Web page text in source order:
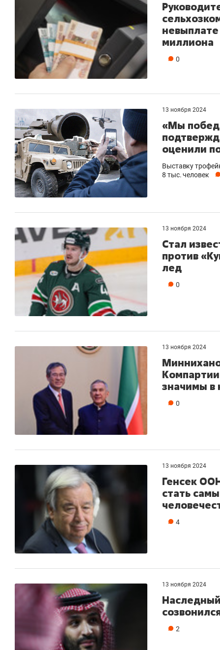
миллиона
0
13 ноября 2024
«Мы
оценили
Выставку
8 тыс. человек
13 ноября 2024
Стал
против
лед
0
13 ноября 2024
значимы в
0
13 ноября 2024
Генсек
стать
4
13 ноября 2024
2